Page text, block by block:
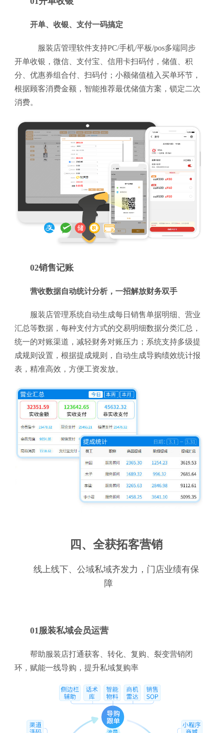
开单、收银、支付一码搞定
服装店管理软件支持PC/手机/平板/pos多端同步
开单收银，微信、支付宝、信用卡扫码付，储值、积
分、优惠券组合付、扫码付；小额储值植入买单环节，
根据顾客消费金额，智能推荐最优储值方案，锁定二次
消费。
02销售记账
营收数据自动统计分析，一招解放财务双手
服装店管理系统自动生成每日销售单据明细、营业
汇总等数据，每种支付方式的交易明细数据分类汇总，
统一的对账渠道，减轻财务对账压力；系统支持多级提
成规则设置，根据提成规则，自动生成导购绩效统计报
表，精准高效，方便工资发放。
四、全获拓客营销
线上线下、公域私域齐发力，门店业绩有保
障
01服装私域会员运营
帮助服装店打通获客、转化、复购、裂变营销闭
环，赋能一线导购，提升私域复购率